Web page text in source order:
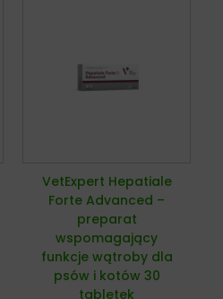
VetExpert Hepatiale
Forte Advanced –
preparat
wspomagający
funkcje wątroby dla
psów i kotów 30
tabletek